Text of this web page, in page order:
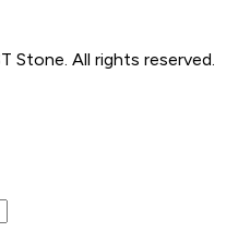
Stone. All rights reserved.